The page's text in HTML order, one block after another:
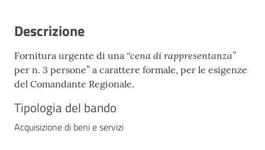
Descrizione
Fornitura urgente di una “cena di rappresentanza”
per n. 3 persone” a carattere formale, per le esigenze
del Comandante Regionale.
Tipologia del bando
Acquisizione di beni e servizi